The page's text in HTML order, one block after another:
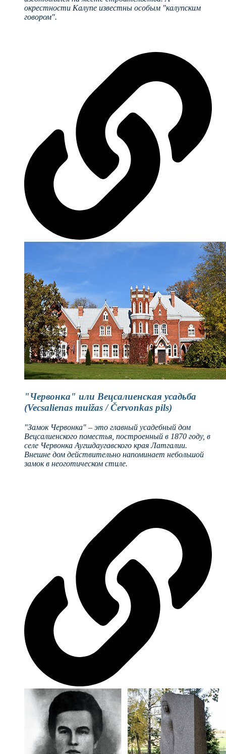
окрестности Калупе известны особым "калупским
говором".
"Червонка" или Вецсалиенская усадьба
(Vecsalienas muižas / Červonkas pils)
"Замок Червонка" – это главный усадебный дом
Вецсалиенского поместья, построенный в 1870 году, в
селе Червонка Аугшдаугавского края Латгалии.
Внешне дом действительно напоминает небольшой
замок в неоготическом стиле.